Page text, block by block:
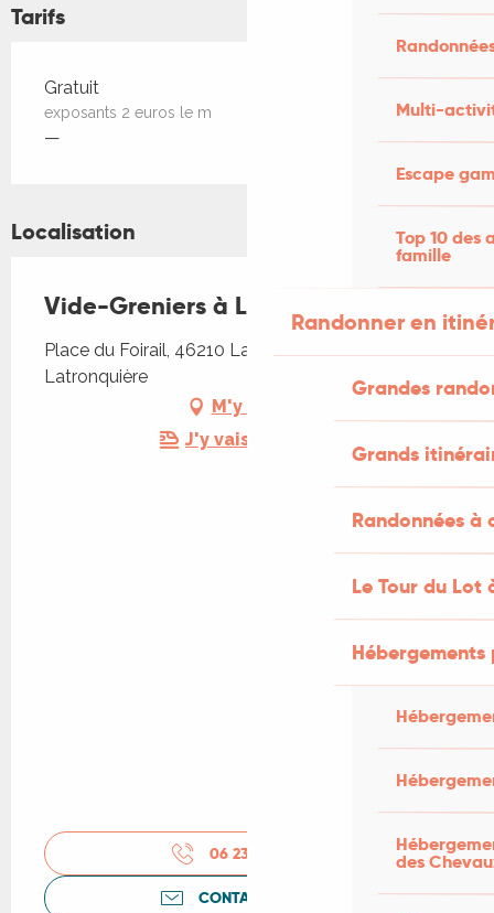
Multi-
Escape
Top 10 des
famille
Randonner en
Grandes
Grands
Randonnées
Le Tour du Lot
des
Tarifs
Tarifs 2026
Gratuit
exposants 2 euros le m
—
Localisation
Vide-Greniers à Latronquière
Place du Foirail, 46210 Latronquière, 46210
Latronquière
M'y rendre
J'y vais en train !
06 23 40 66
CONTACTEZ-NOUS